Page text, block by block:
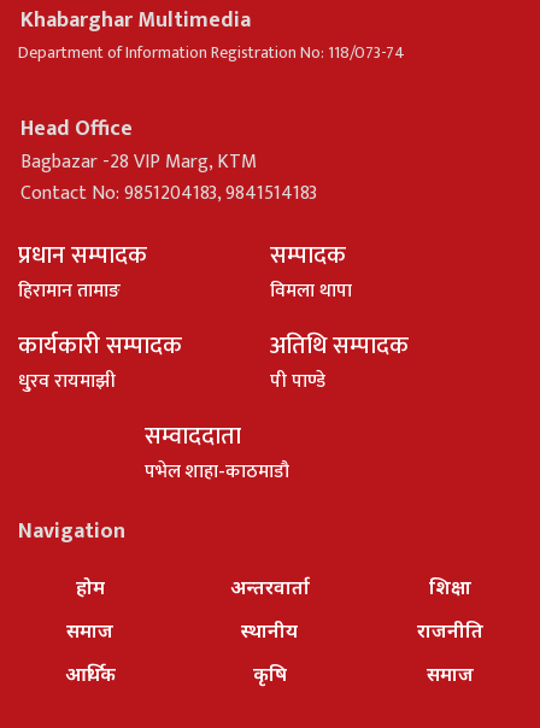
Khabarghar Multimedia
Department of Information Registration No: 118/073-74
Head Office
Bagbazar -28 VIP Marg, KTM
Contact No: 9851204183, 9841514183
प्रधान सम्पादक
हिरामान तामाङ
सम्पादक
विमला थापा
कार्यकारी सम्पादक
धु्रव रायमाझी
अतिथि सम्पादक
पी पाण्डे
सम्वाददाता
पभेल शाहा-काठमाडौ
Navigation
होम
समाज
आर्थिक
अन्तरवार्ता
स्थानीय
कृषि
शिक्षा
राजनीति
समाज